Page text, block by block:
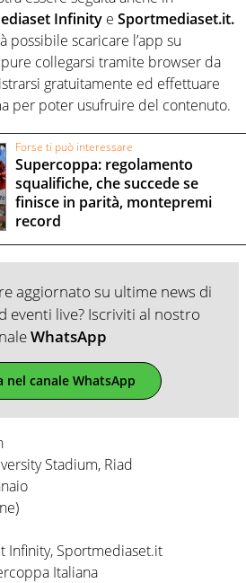
Infinity e Sportmediaset.it.
possibile scaricare l’app su
collegarsi tramite browser da
gratuitamente ed effettuare
per poter usufruire del contenuto.
Forse ti può interessare
Supercoppa: regolamento
squalifiche, che succede se
finisce in parità, montepremi
record
aggiornato su ultime news di
eventi live? Iscriviti al nostro
WhatsApp
nel canale WhatsApp
Stadium, Riad
Infinity, Sportmediaset.it
Italiana